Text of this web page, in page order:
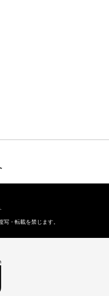
・転載を禁じます。